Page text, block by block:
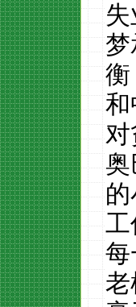
衡
和
对
奥
工
每
老